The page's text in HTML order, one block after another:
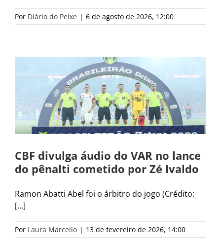
Por Diário do Peixe | 6 de agosto de 2026, 12:00
CBF divulga áudio do VAR no lance
do pênalti cometido por Zé Ivaldo
Ramon Abatti Abel foi o árbitro do jogo (Crédito:
[...]
Por Laura Marcello | 13 de fevereiro de 2026, 14:00